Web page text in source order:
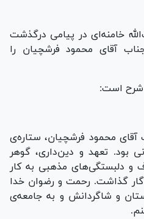
خامنه‌ای در پیامی درگذشت
آقای محمود فرشچیان را
شرح است:
آقای محمود فرشچیان، ستاره‌ی
بود. تعهد و دین‌داری، گوهر
و دلبستگی‌های مذهبی به کار
گذاشت. رحمت و رضوان خدا
و شاگردانش و به جامعه‌ی